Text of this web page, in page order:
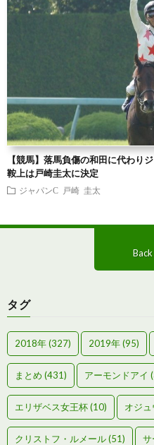
【競馬】落馬負傷の和田に代わり
鞍上は戸崎圭太に決定
ジャパンC 戸崎 圭太
タグ
2018年(327) 2019年(95)
まとめ (431) アーモンドアイ
エリザベス女王杯(10) オジ
クリストフ・ルメール(51) サ